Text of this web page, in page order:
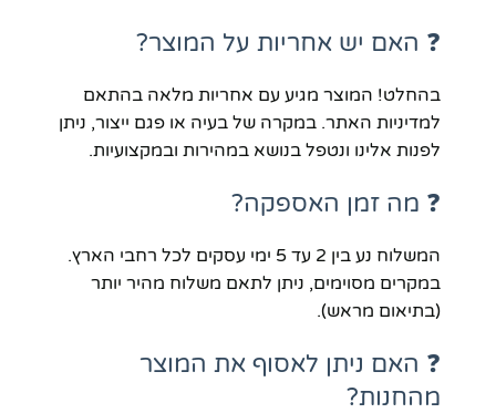
❓ האם יש אחריות על המוצר?
בהחלט! המוצר מגיע עם אחריות מלאה בהתאם
למדיניות האתר. במקרה של בעיה או פגם ייצור, ניתן
לפנות אלינו ונטפל בנושא במהירות ובמקצועיות.
❓ מה זמן האספקה?
המשלוח נע בין 2 עד 5 ימי עסקים לכל רחבי הארץ.
במקרים מסוימים, ניתן לתאם משלוח מהיר יותר
(בתיאום מראש).
❓ האם ניתן לאסוף את המוצר
מהחנות?